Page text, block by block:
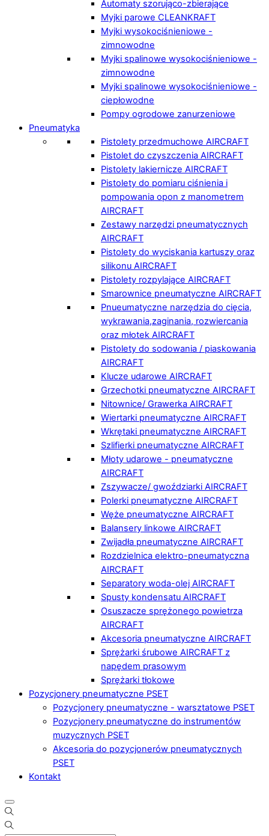
Automaty szorująco-zbierające
Myjki parowe CLEANKRAFT
Myjki wysokociśnieniowe -
zimnowodne
Myjki spalinowe wysokociśnieniowe -
zimnowodne
Myjki spalinowe wysokociśnieniowe -
ciepłowodne
Pompy ogrodowe zanurzeniowe
Pneumatyka
Pistolety przedmuchowe AIRCRAFT
Pistolet do czyszczenia AIRCRAFT
Pistolety lakiernicze AIRCRAFT
Pistolety do pomiaru ciśnienia i
pompowania opon z manometrem
AIRCRAFT
Zestawy narzędzi pneumatycznych
AIRCRAFT
Pistolety do wyciskania kartuszy oraz
silikonu AIRCRAFT
Pistolety rozpylające AIRCRAFT
Smarownice pneumatyczne AIRCRAFT
Pnueumatyczne narzędzia do cięcia,
wykrawania,zaginania, rozwiercania
oraz młotek AIRCRAFT
Pistolety do sodowania / piaskowania
AIRCRAFT
Klucze udarowe AIRCRAFT
Grzechotki pneumatyczne AIRCRAFT
Nitownice/ Grawerka AIRCRAFT
Wiertarki pneumatyczne AIRCRAFT
Wkrętaki pneumatyczne AIRCRAFT
Szlifierki pneumatyczne AIRCRAFT
Młoty udarowe - pneumatyczne
AIRCRAFT
Zszywacze/ gwoździarki AIRCRAFT
Polerki pneumatyczne AIRCRAFT
Węże pneumatyczne AIRCRAFT
Balansery linkowe AIRCRAFT
Zwijadła pneumatyczne AIRCRAFT
Rozdzielnica elektro-pneumatyczna
AIRCRAFT
Separatory woda-olej AIRCRAFT
Spusty kondensatu AIRCRAFT
Osuszacze sprężonego powietrza
AIRCRAFT
Akcesoria pneumatyczne AIRCRAFT
Sprężarki śrubowe AIRCRAFT z
napędem prasowym
Sprężarki tłokowe
Pozycjonery pneumatyczne PSET
Pozycjonery pneumatyczne - warsztatowe PSET
Pozycjonery pneumatyczne do instrumentów
muzycznych PSET
Akcesoria do pozycjonerów pneumatycznych
PSET
Kontakt